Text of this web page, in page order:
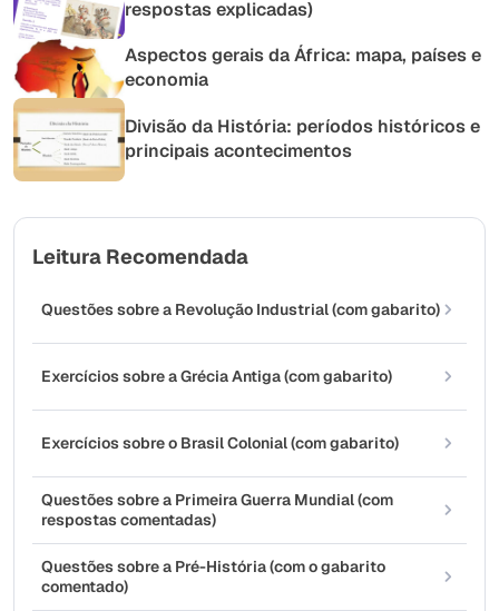
respostas explicadas)
Aspectos gerais da África: mapa, países e
economia
Divisão da História: períodos históricos e
principais acontecimentos
Leitura Recomendada
Questões sobre a Revolução Industrial (com gabarito)
Exercícios sobre a Grécia Antiga (com gabarito)
Exercícios sobre o Brasil Colonial (com gabarito)
Questões sobre a Primeira Guerra Mundial (com
respostas comentadas)
Questões sobre a Pré-História (com o gabarito
comentado)